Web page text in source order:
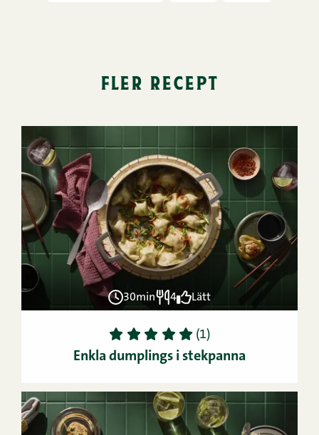
fler recept
30min 4 Lätt
1 2 3 4 5 (1)
Enkla dumplings i stekpanna